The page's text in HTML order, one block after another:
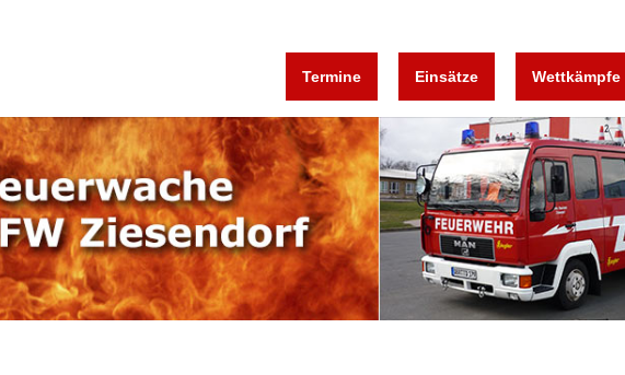
Termine Einsätze Wettkämpfe